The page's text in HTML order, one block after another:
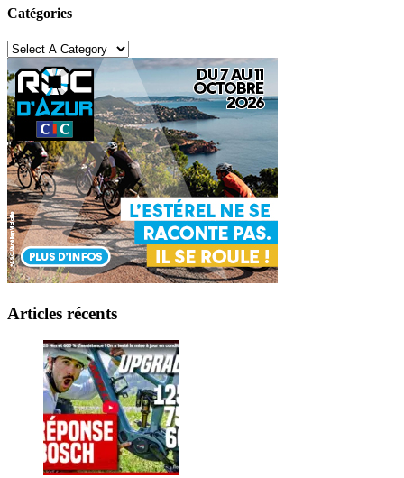
Catégories
Articles récents